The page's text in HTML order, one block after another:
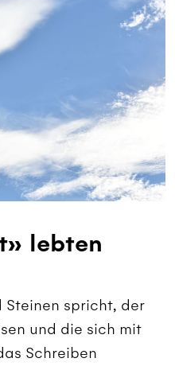
lebten
Steinen spricht, der
und die sich mit
Schreiben